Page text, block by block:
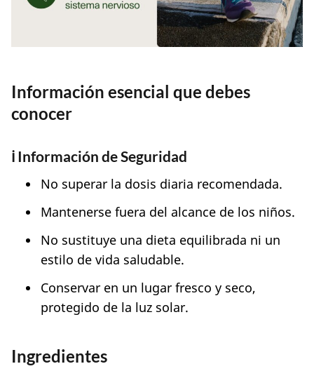
Información esencial que debes
conocer
ℹ️ Información de Seguridad
No superar la dosis diaria recomendada.
Mantenerse fuera del alcance de los niños.
No sustituye una dieta equilibrada ni un
estilo de vida saludable.
Conservar en un lugar fresco y seco,
protegido de la luz solar.
Ingredientes